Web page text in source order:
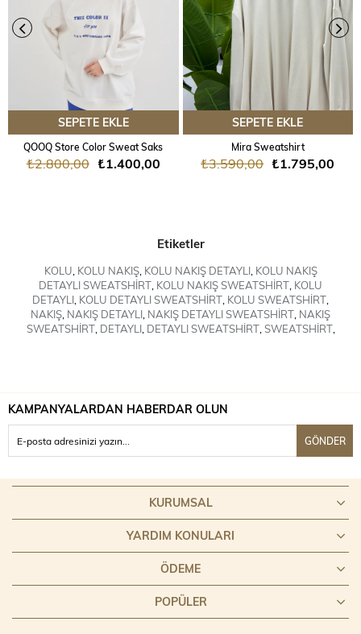
SEPETE EKLE
QOOQ Store Color Sweat Saks
₺1.400,00
₺2.800,00
SEPETE EKLE
Mira Sweatshirt
₺1.795,00
₺3.590,00
Etiketler
KOLU KOLU NAKIŞ, KOLU NAKIŞ DETAYLI, KOLU NAKIŞ
DETAYLI SWEATSHİRT KOLU NAKIŞ SWEATSHİRT KOLU
DETAYLI KOLU DETAYLI SWEATSHİRT KOLU SWEATSHİRT
NAKIŞ NAKIŞ DETAYLI NAKIŞ DETAYLI SWEATSHİRT NAKIŞ
SWEATSHİRT, DETAYLI, DETAYLI SWEATSHİRT, SWEATSHİRT,
KAMPANYALARDAN HABERDAR OLUN
GÖNDER
KURUMSAL
YARDIM KONULARI
ÖDEME
POPÜLER